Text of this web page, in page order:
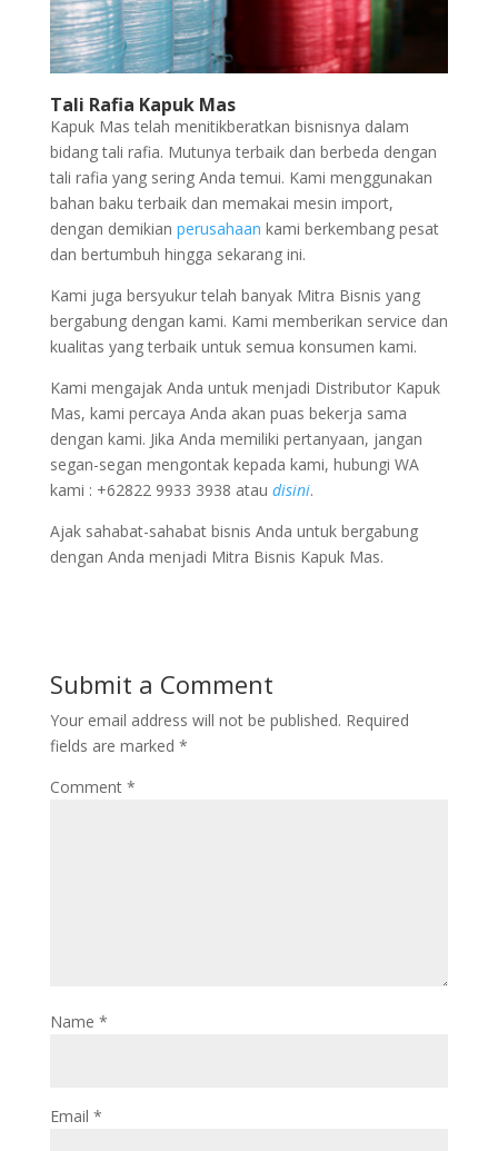
Tali Rafia Kapuk Mas
Kapuk Mas telah menitikberatkan bisnisnya dalam
bidang tali rafia. Mutunya terbaik dan berbeda dengan
tali rafia yang sering Anda temui. Kami menggunakan
bahan baku terbaik dan memakai mesin import,
dengan demikian perusahaan kami berkembang pesat
dan bertumbuh hingga sekarang ini.
Kami juga bersyukur telah banyak Mitra Bisnis yang
bergabung dengan kami. Kami memberikan service dan
kualitas yang terbaik untuk semua konsumen kami.
Kami mengajak Anda untuk menjadi Distributor Kapuk
Mas, kami percaya Anda akan puas bekerja sama
dengan kami. Jika Anda memiliki pertanyaan, jangan
segan-segan mengontak kepada kami, hubungi WA
kami : +62822 9933 3938 atau disini.
Ajak sahabat-sahabat bisnis Anda untuk bergabung
dengan Anda menjadi Mitra Bisnis Kapuk Mas.
Submit a Comment
Your email address will not be published. Required
fields are marked *
Comment *
Name *
Email *